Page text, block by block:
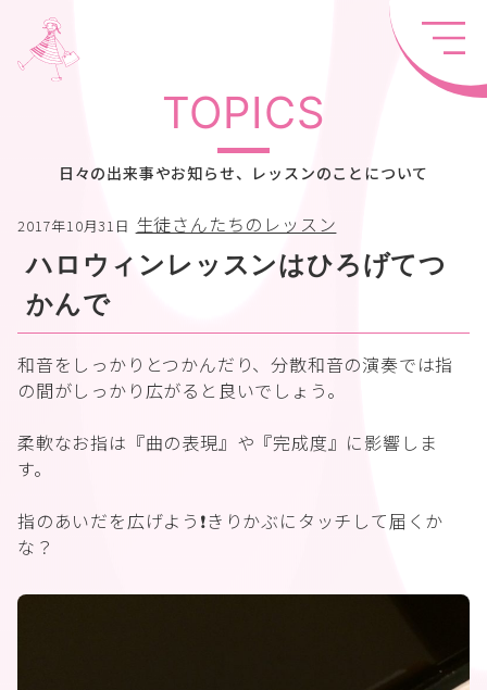
TOPICS
日々の出来事やお知らせ、レッスンのことについて
2017年10月31日 生徒さんたちのレッスン
ハロウィンレッスンはひろげてつ
かんで
和音をしっかりとつかんだり、分散和音の演奏では指
の間がしっかり広がると良いでしょう。
柔軟なお指は『曲の表現』や『完成度』に影響しま
す。
指のあいだを広げよう❗️きりかぶにタッチして届くか
な？